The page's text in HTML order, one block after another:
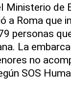
Ministerio de
a Roma que
personas
La
no
SOS